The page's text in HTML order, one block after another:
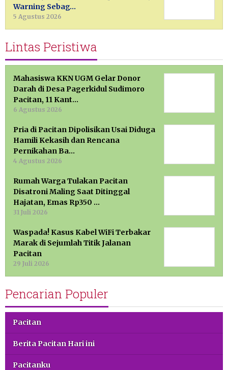
Warning Sebag…
5 Agustus 2026
Lintas Peristiwa
Mahasiswa KKN UGM Gelar Donor
Darah di Desa Pagerkidul Sudimoro
Pacitan, 11 Kant…
6 Agustus 2026
Pria di Pacitan Dipolisikan Usai Diduga
Hamili Kekasih dan Rencana
Pernikahan Ba…
4 Agustus 2026
Rumah Warga Tulakan Pacitan
Disatroni Maling Saat Ditinggal
Hajatan, Emas Rp350 …
31 Juli 2026
Waspada! Kasus Kabel WiFi Terbakar
Marak di Sejumlah Titik Jalanan
Pacitan
29 Juli 2026
Pencarian Populer
Pacitan
Berita Pacitan Hari ini
Pacitanku